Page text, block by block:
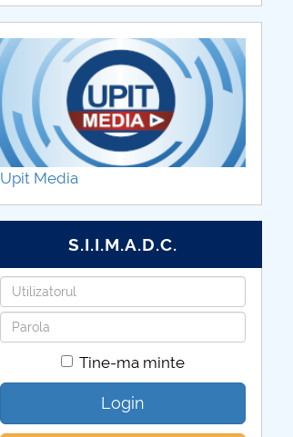
Upit Media
S.I.I.M.A.D.C.
Utilizatorul
Parola
Tine-ma minte
Login